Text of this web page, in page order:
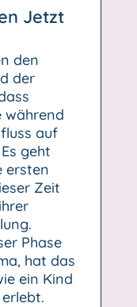
Jetzt
den
der
während
auf
geht
ersten
Zeit
Phase
hat das
ein Kind